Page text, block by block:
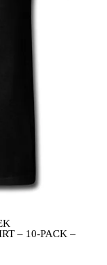
– 10-PACK –